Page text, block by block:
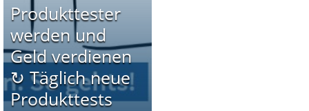
Produkttester
werden und
Geld verdienen
↻ Täglich neue
Produkttests